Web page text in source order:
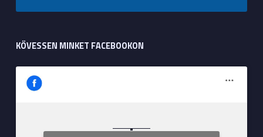
KÖVESSEN MINKET FACEBOOKON